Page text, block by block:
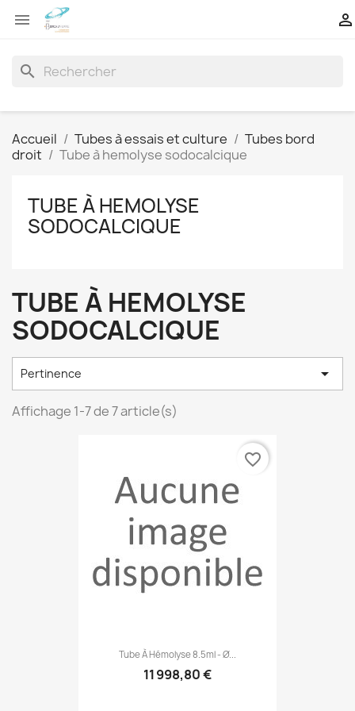
 
search
Accueil Tubes à essais et culture
Tubes bord
droit
Tube à hemolyse sodocalcique
TUBE À HEMOLYSE
SODOCALCIQUE
TUBE À HEMOLYSE
SODOCALCIQUE
Pertinence 
Affichage 1-7 de 7 article(s)
Tube À Hémolyse 8.5ml - Ø...
11 998,80 €
favorite_border